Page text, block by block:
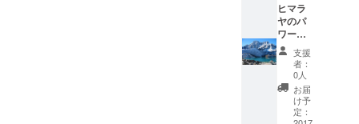
ヒマラ
ヤのパ
ワース
ポット
ツアー
と手創
り工房
体験ツ
アー １
支援
者：
0人
お届
け予
定：